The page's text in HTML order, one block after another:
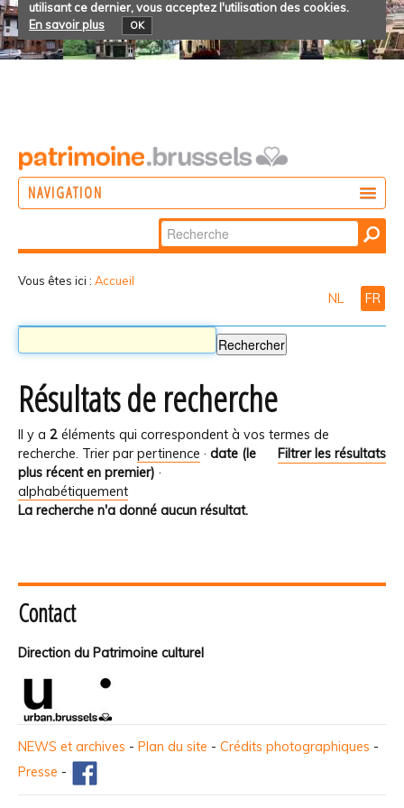
utilisant ce dernier, vous acceptez l'utilisation des cookies.
En savoir plus
OK
NAVIGATION
Chercher par
Recherche
Vous êtes ici : Accueil
NL FR
Résultats de recherche
Il y a 2 éléments qui correspondent à vos termes de
recherche.
Filtrer les résultats
Trier par pertinence · date (le
plus récent en premier) ·
alphabétiquement
La recherche n'a donné aucun résultat.
Contact
Direction du Patrimoine culturel
NEWS et archives - Plan du site - Crédits photographiques -
Presse -